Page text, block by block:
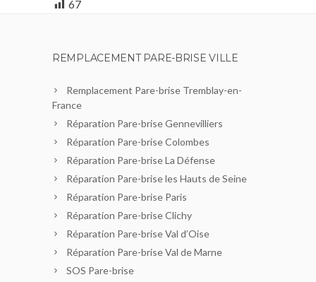
67
REMPLACEMENT PARE-BRISE VILLE
Remplacement Pare-brise Tremblay-en-
France
Réparation Pare-brise Gennevilliers
Réparation Pare-brise Colombes
Réparation Pare-brise La Défense
Réparation Pare-brise les Hauts de Seine
Réparation Pare-brise Paris
Réparation Pare-brise Clichy
Réparation Pare-brise Val d’Oise
Réparation Pare-brise Val de Marne
SOS Pare-brise